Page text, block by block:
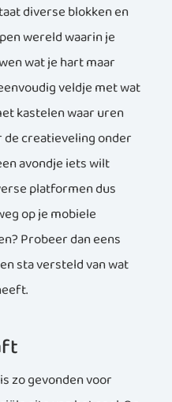
diverse blokken en
wereld waarin je
wat je hart maar
veldje met wat
kastelen waar uren
de creatieveling onder
avondje iets wilt
platformen dus
op je mobiele
Probeer dan eens
sta versteld van wat
zo gevonden voor